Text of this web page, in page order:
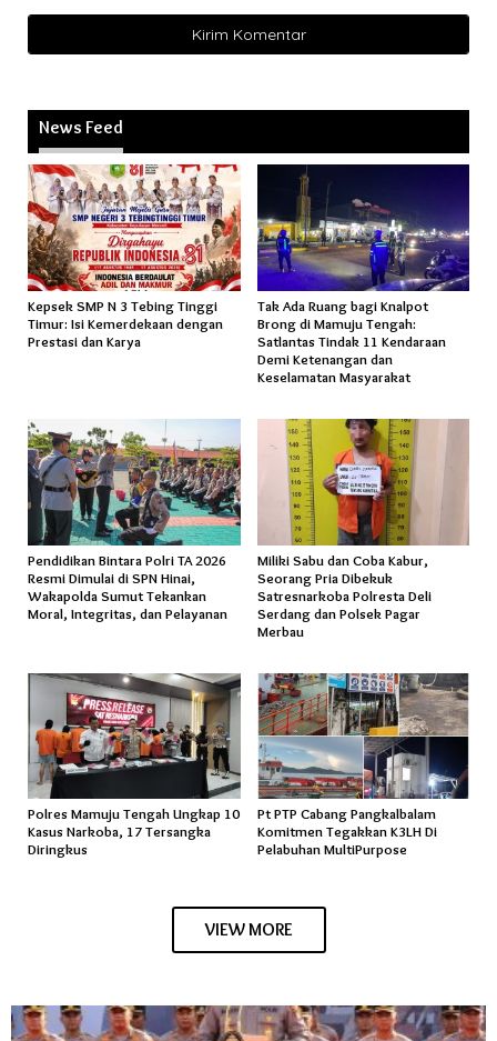
News Feed
Kepsek SMP N 3 Tebing Tinggi
Timur: Isi Kemerdekaan dengan
Prestasi dan Karya
Tak Ada Ruang bagi Knalpot
Brong di Mamuju Tengah:
Satlantas Tindak 11 Kendaraan
Demi Ketenangan dan
Keselamatan Masyarakat
Pendidikan Bintara Polri TA 2026
Resmi Dimulai di SPN Hinai,
Wakapolda Sumut Tekankan
Moral, Integritas, dan Pelayanan
Miliki Sabu dan Coba Kabur,
Seorang Pria Dibekuk
Satresnarkoba Polresta Deli
Serdang dan Polsek Pagar
Merbau
Polres Mamuju Tengah Ungkap 10
Kasus Narkoba, 17 Tersangka
Diringkus
Pt PTP Cabang Pangkalbalam
Komitmen Tegakkan K3LH Di
Pelabuhan MultiPurpose
VIEW MORE